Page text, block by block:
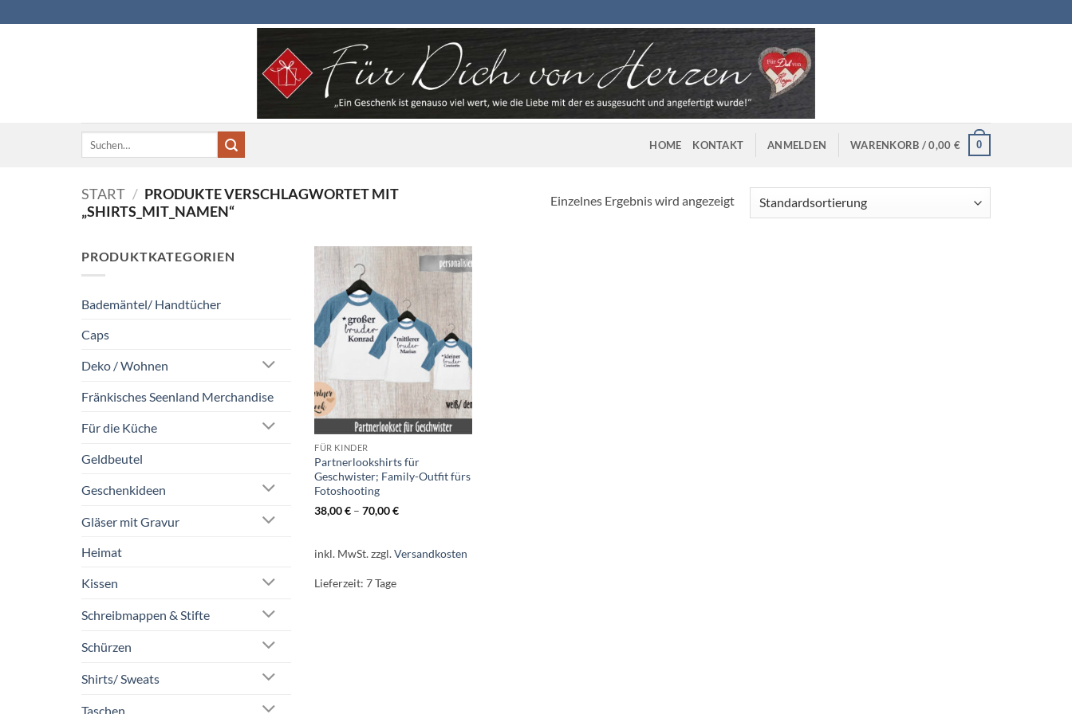
Inhalt
Suchen
HOME KONTAKT ANMELDEN WARENKORB /0,00 € 0
START / PRODUKTE VERSCHLAGWORTET MIT
„SHIRTS_MIT_NAMEN“
Einzelnes Ergebnis wird angezeigt
PRODUKTKATEGORIEN
Bademäntel/ Handtücher
Caps
Deko / Wohnen
Fränkisches Seenland Merchandise
Für die Küche
Geldbeutel
Geschenkideen
Gläser mit Gravur
Heimat
Kissen
Schreibmappen & Stifte
Schürzen
Shirts/ Sweats
Taschen
FÜR KINDER
Partnerlookshirts für
Geschwister; Family-Outfit fürs
Fotoshooting
38,00€ –70,00€
inkl. MwSt.zzgl.Versandkosten
Lieferzeit:7 Tage